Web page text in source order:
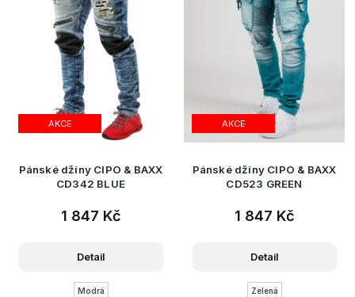
AKCE
Pánské džíny CIPO & BAXX
CD342 BLUE
1 847 Kč
Detail
Modrá
AKCE
Pánské džíny CIPO & BAXX
CD523 GREEN
1 847 Kč
Detail
Zelená